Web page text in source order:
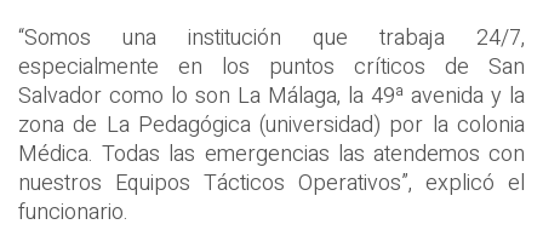
“Somos una institución que trabaja 24/7,
especialmente en los puntos críticos de San
Salvador como lo son La Málaga, la 49ª avenida y la
zona de La Pedagógica (universidad) por la colonia
Médica. Todas las emergencias las atendemos con
nuestros Equipos Tácticos Operativos”, explicó el
funcionario.